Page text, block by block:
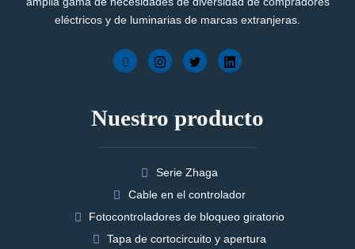
eléctricos y de luminarias de marcas extranjeras.
Nuestro producto
Serie Zhaga
Cable en el controlador
Fotocontroladores de bloqueo giratorio
Tapa de cortocircuito y apertura